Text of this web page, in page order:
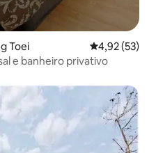
Toei 4,92 de uma
4,92 (53)
e banheiro privativo